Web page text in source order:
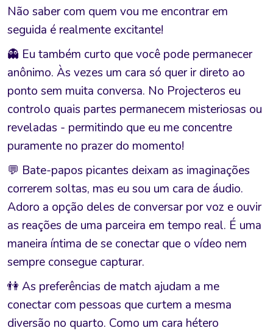
Não saber com quem vou me encontrar em
seguida é realmente excitante!
👻 Eu também curto que você pode permanecer
anônimo. Às vezes um cara só quer ir direto ao
ponto sem muita conversa. No Projecteros eu
controlo quais partes permanecem misteriosas ou
reveladas - permitindo que eu me concentre
puramente no prazer do momento!
💬 Bate-papos picantes deixam as imaginações
correrem soltas, mas eu sou um cara de áudio.
Adoro a opção deles de conversar por voz e ouvir
as reações de uma parceira em tempo real. É uma
maneira íntima de se conectar que o vídeo nem
sempre consegue capturar.
👫 As preferências de match ajudam a me
conectar com pessoas que curtem a mesma
diversão no quarto. Como um cara hétero